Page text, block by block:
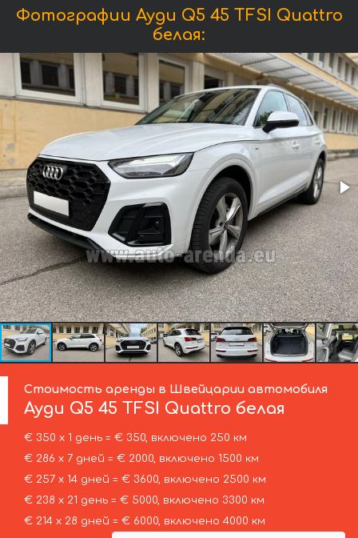
Фотографии Ауди Q5 45 TFSI Quattro
белая:
Стоимость аренды в Швейцарии автомобиля
Ауди Q5 45 TFSI Quattro белая
€ 350 х 1 день = € 350, включено 250 км
€ 286 х 7 дней = € 2000, включено 1500 км
€ 257 х 14 дней = € 3600, включено 2500 км
€ 238 х 21 день = € 5000, включено 3300 км
€ 214 х 28 дней = € 6000, включено 4000 км